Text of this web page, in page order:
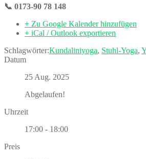
📞 0173-90 78 148
+ Zu Google Kalender hinzufügen
+ iCal / Outlook exportieren
Schlagwörter:Kundaliniyoga, Stuhl-Yoga,
Datum
25 Aug. 2025
Abgelaufen!
Uhrzeit
17:00 - 18:00
Preis